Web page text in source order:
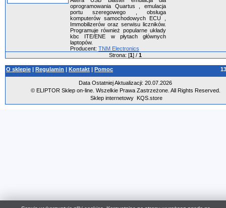
oprogramowania Quartus , emulacja
portu szeregowego , obsługa
komputerów samochodowych ECU ,
Immobilizerów oraz serwisu liczników.
Programuje również popularne układy
kbc ITE/ENE w płytach głównych
laptopów.
Producent: TNM Electronics
Strona: [1] / 1
O sklepie | Regulamin | Kontakt | Pomoc
Data Ostatniej Aktualizacji: 20.07.2026
© ELIPTOR Sklep on-line. Wszelkie Prawa Zastrzeżone. All Rights Reserved.
Sklep internetowy
KQS.store